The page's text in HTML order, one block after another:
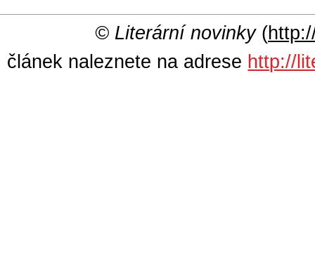
© Literární novinky(
článek naleznete na adrese http://